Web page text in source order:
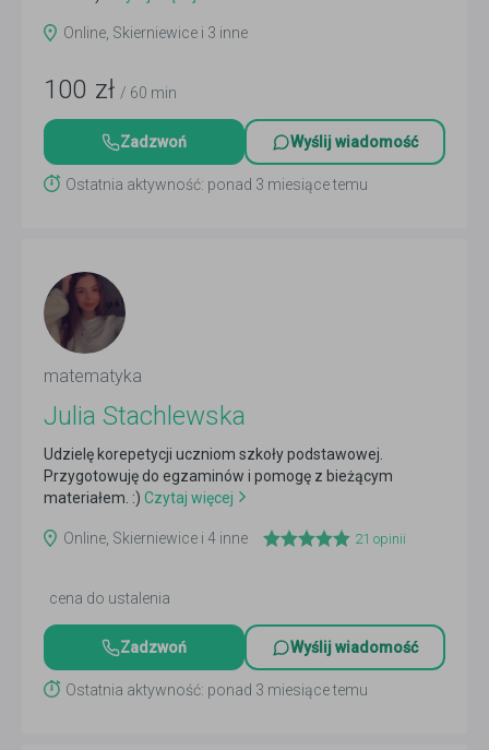
Online, Skierniewice i 3 inne
100 zł / 60 min
Zadzwoń Wyślij wiadomość
Ostatnia aktywność: ponad 3 miesiące temu
matematyka
Julia Stachlewska
Udzielę korepetycji uczniom szkoły podstawowej.
Przygotowuję do egzaminów i pomogę z bieżącym
materiałem. :) Czytaj więcej
Online, Skierniewice i 4 inne 21 opinii
cena do ustalenia
Zadzwoń Wyślij wiadomość
Ostatnia aktywność: ponad 3 miesiące temu